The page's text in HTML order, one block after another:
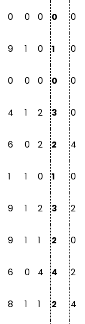
0 0 0 0 0
9 1 0 1 0
0 0 0 0 0
4 1 2 3 0
6 0 2 2 4
1 1 0 1 0
9 1 2 3 2
9 1 1 2 0
6 0 4 4 2
8 1 1 2 4